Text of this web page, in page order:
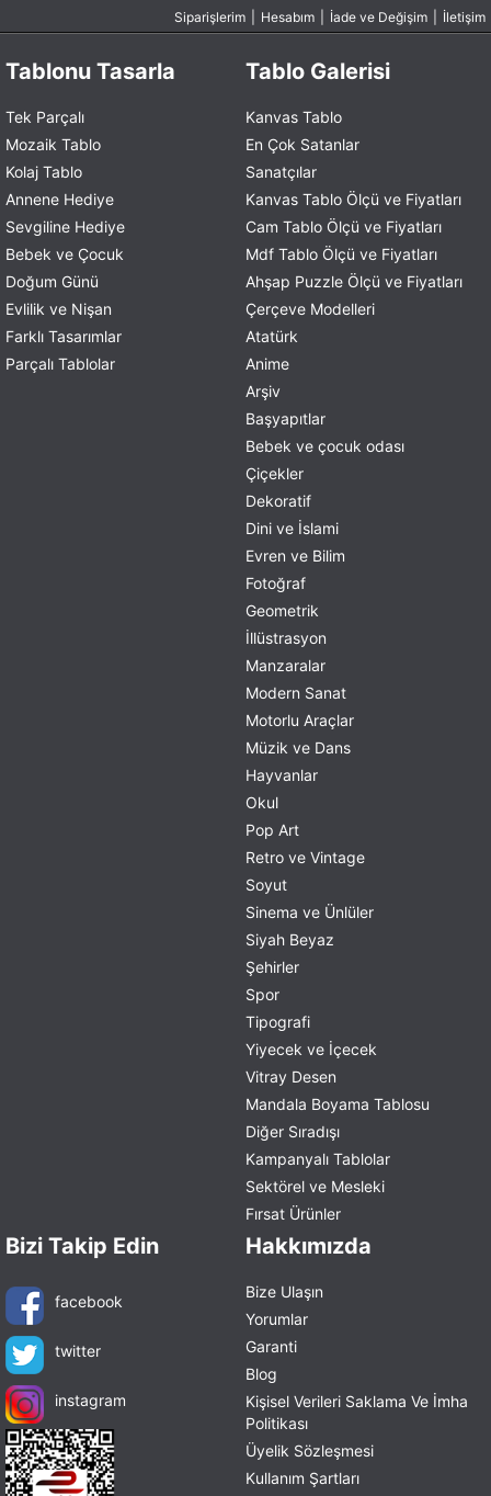
Siparişlerim Hesabım İade ve Değişim İletişim
Tablonu Tasarla
Tek Parçalı
Mozaik Tablo
Kolaj Tablo
Annene Hediye
Sevgiline Hediye
Bebek ve Çocuk
Doğum Günü
Evlilik ve Nişan
Farklı Tasarımlar
Parçalı Tablolar
Tablo Galerisi
Kanvas Tablo
En Çok Satanlar
Sanatçılar
Kanvas Tablo Ölçü ve Fiyatları
Cam Tablo Ölçü ve Fiyatları
Mdf Tablo Ölçü ve Fiyatları
Ahşap Puzzle Ölçü ve Fiyatları
Çerçeve Modelleri
Atatürk
Anime
Arşiv
Başyapıtlar
Bebek ve çocuk odası
Çiçekler
Dekoratif
Dini ve İslami
Evren ve Bilim
Fotoğraf
Geometrik
İllüstrasyon
Manzaralar
Modern Sanat
Motorlu Araçlar
Müzik ve Dans
Hayvanlar
Okul
Pop Art
Retro ve Vintage
Soyut
Sinema ve Ünlüler
Siyah Beyaz
Şehirler
Spor
Tipografi
Yiyecek ve İçecek
Vitray Desen
Mandala Boyama Tablosu
Diğer Sıradışı
Kampanyalı Tablolar
Sektörel ve Mesleki
Fırsat Ürünler
Bizi Takip Edin
facebook
twitter
instagram
Hakkımızda
Bize Ulaşın
Yorumlar
Garanti
Blog
Kişisel Verileri Saklama Ve İmha
Politikası
Üyelik Sözleşmesi
Kullanım Şartları